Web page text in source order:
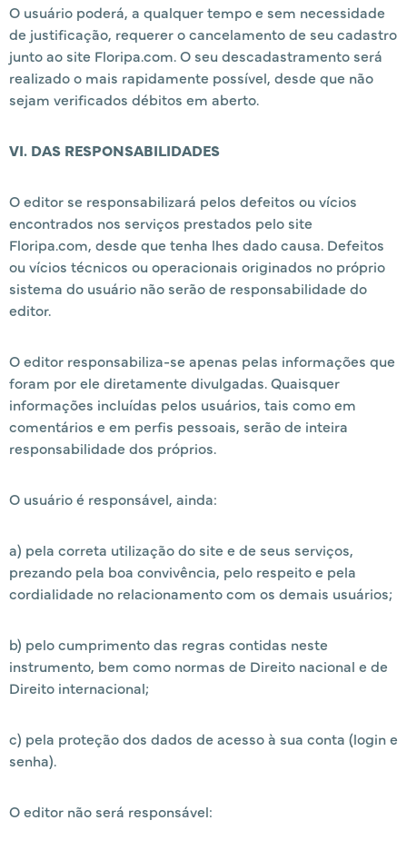
O usuário poderá, a qualquer tempo e sem necessidade
de justificação, requerer o cancelamento de seu cadastro
junto ao site Floripa.com. O seu descadastramento será
realizado o mais rapidamente possível, desde que não
sejam verificados débitos em aberto.
VI. DAS RESPONSABILIDADES
O editor se responsabilizará pelos defeitos ou vícios
encontrados nos serviços prestados pelo site
Floripa.com, desde que tenha lhes dado causa. Defeitos
ou vícios técnicos ou operacionais originados no próprio
sistema do usuário não serão de responsabilidade do
editor.
O editor responsabiliza-se apenas pelas informações que
foram por ele diretamente divulgadas. Quaisquer
informações incluídas pelos usuários, tais como em
comentários e em perfis pessoais, serão de inteira
responsabilidade dos próprios.
O usuário é responsável, ainda:
a) pela correta utilização do site e de seus serviços,
prezando pela boa convivência, pelo respeito e pela
cordialidade no relacionamento com os demais usuários;
b) pelo cumprimento das regras contidas neste
instrumento, bem como normas de Direito nacional e de
Direito internacional;
c) pela proteção dos dados de acesso à sua conta (login e
senha).
O editor não será responsável: